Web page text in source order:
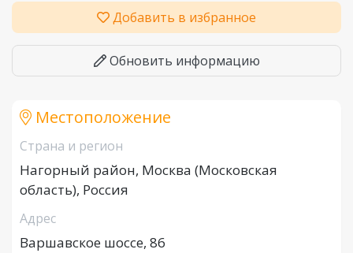
Добавить в избранное
Обновить информацию
Местоположение
Страна и регион
Нагорный район, Москва (Московская
область), Россия
Адрес
Варшавское шоссе, 86